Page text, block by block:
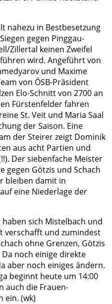
nahezu in Bestbesetzung
gegen Pinggau-
Zillertal keinen Zweifel
wird. Angeführt von
und Maxime
von ÖSB-Präsident
Elo-Schnitt von 2700 an
Fürstenfelder fahren
St. Veit und Maria Saal
der Saison. Eine
der Steirer zeigt Dominik
aus acht Partien und
Der siebenfache Meister
gegen Götzis und Schach
bleiben damit in
eine Niederlage der
sich Mistelbach und
verschafft und zumindest
ohne Grenzen, Götzis
noch einige direkte
aber noch einiges ändern.
beginnt heute um 14:00
auch die Frauen-
ein. (wk)